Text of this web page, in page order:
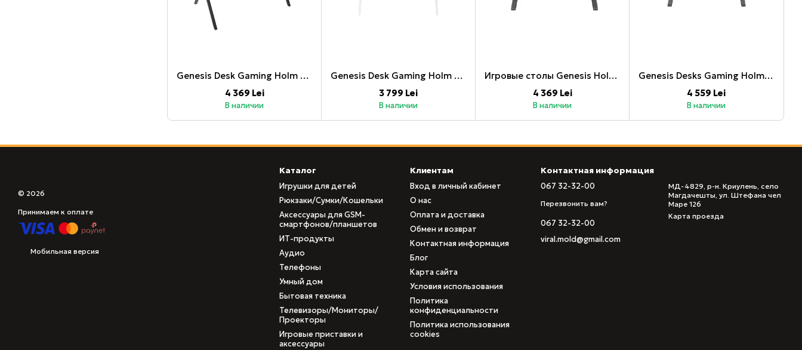
Genesis Desk Gaming Holm 300, RGB (Органайзер, беспроводное зарядное устройство, несколько держателей (наушники, чашка, геймпад), USB-концентратор, пульт дистанционного управления, 120x60x75см)
4 369 Lei
В наличии
Genesis Desk Gaming Holm 320, RGB White (Органайзер, беспроводное зарядное устройство, несколько держателей, USB-концентратор, пульт дистанционного управления, 120x60x75см)
3 799 Lei
В наличии
Игровые столы Genesis Holm Modular 120
4 369 Lei
В наличии
Genesis Desks Gaming Holm Modular 140
4 559 Lei
В наличии
© 2026
Принимаем к оплате
Мобильная версия
Каталог
Игрушки для детей
Рюкзаки/Сумки/Кошельки
Аксессуары для GSM-
смартфонов/планшетов
ИТ-продукты
Аудио
Телефоны
Умный дом
Бытовая техника
Телевизоры/Мониторы/
Проекторы
Игровые приставки и
аксессуары
Клиентам
Вход в личный кабинет
О нас
Оплата и доставка
Обмен и возврат
Контактная информация
Блог
Карта сайта
Условия использования
Политика
конфиденциальности
Политика использования
cookies
Контактная информация
067 32-32-00
Перезвонить вам?
067 32-32-00
viral.mold@gmail.com
МД-4829, р-н. Криулень, село
Магдачешты, ул. Штефана чел
Маре 126
Карта проезда